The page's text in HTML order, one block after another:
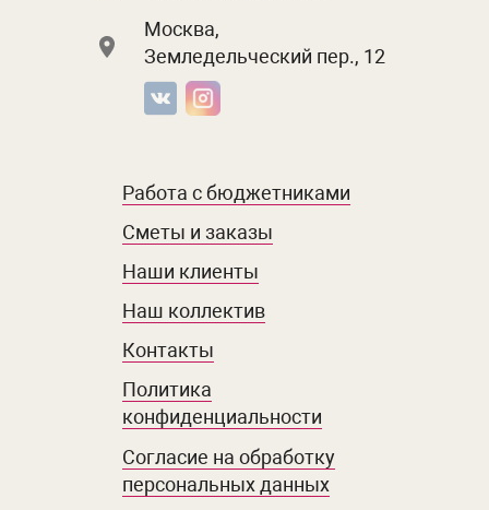
Москва,
Земледельческий пер., 12
Работа с бюджетниками
Сметы и заказы
Наши клиенты
Наш коллектив
Контакты
Политика
конфиденциальности
Согласие на обработку
персональных данных